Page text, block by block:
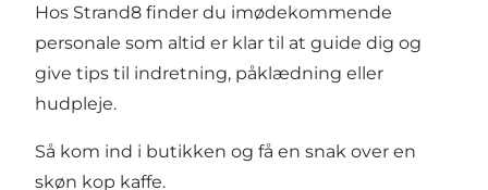
Hos Strand8 finder du imødekommende
personale som altid er klar til at guide dig og
give tips til indretning, påklædning eller
hudpleje.
Så kom ind i butikken og få en snak over en
skøn kop kaffe.